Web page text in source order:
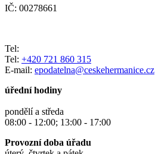
IČ: 00278661
Tel:
Tel: +420 721 860 315
E-mail: epodatelna@ceskehermanice.cz
úřední hodiny
pondělí a středa
08:00 - 12:00; 13:00 - 17:00
Provozní doba úřadu